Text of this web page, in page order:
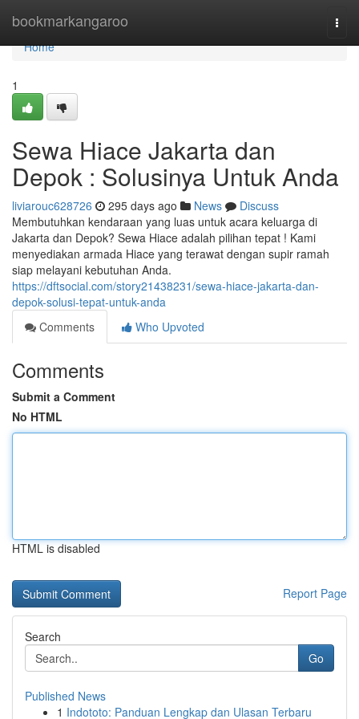
bookmarkangaroo
Home
Home
1
Sewa Hiace Jakarta dan
Depok : Solusinya Untuk Anda
liviarouc628726 295 days ago News
Discuss
Membutuhkan kendaraan yang luas untuk acara keluarga di
Jakarta dan Depok? Sewa Hiace adalah pilihan tepat ! Kami
menyediakan armada Hiace yang terawat dengan supir ramah
siap melayani kebutuhan Anda.
https://dftsocial.com/story21438231/sewa-hiace-jakarta-dan-
depok-solusi-tepat-untuk-anda
Comments
Who Upvoted
Comments
Submit a Comment
No HTML
HTML is disabled
Report Page
Search
Go
Published News
1 Indototo: Panduan Lengkap dan Ulasan Terbaru